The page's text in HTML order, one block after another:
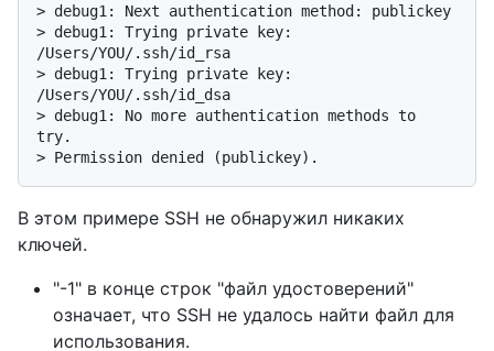
> debug1: Next authentication method: publickey
> debug1: Trying private key:
/Users/YOU/.ssh/id_rsa
> debug1: Trying private key:
/Users/YOU/.ssh/id_dsa
> debug1: No more authentication methods to
try.
> Permission denied (publickey).
В этом примере SSH не обнаружил никаких
ключей.
"-1" в конце строк "файл удостоверений"
означает, что SSH не удалось найти файл для
использования.